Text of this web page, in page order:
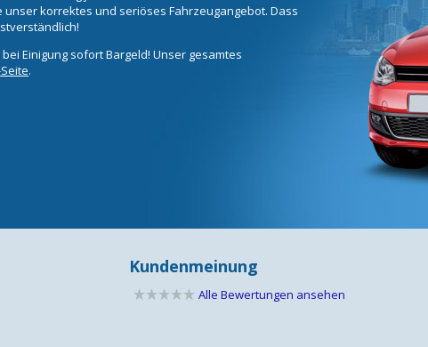
korrektes und seriöses Fahrzeugangebot. Dass
Einigung sofort Bargeld! Unser gesamtes
.
Kundenmeinung
Alle Bewertungen ansehen